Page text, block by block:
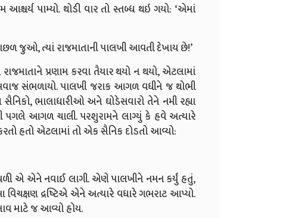
પામ્યો. થોડી વાર તો સ્તબ્ધ થઇ ગયો: ‘એમાં
પાછળ જુઓ, ત્યાં રાજમાતાની પાલખી આવતી દેખાય છે!’
પ્રણામ કરવા તૈયાર થયો ન થયો, એટલામાં
સંભળાયો. પાલખી જરાક આગળ વધીને જ થોભી
ભાલાધારીઓ અને ઘોડેસવારો તેને નમી રહ્યા
પગલે આગળ ચાલી. પરશુરામને લાગ્યું કે હવે અત્યારે
હતો એટલામાં તો એક સૈનિક દોડતો આવ્યો:
એ એને નવાઈ લાગી. એણે પાલખીને નમન કર્યું હતું,
દ્રષ્ટિએ એને અત્યારે વધારે ગભરાટ આપ્યો.
માટે જ આવ્યો હોય.